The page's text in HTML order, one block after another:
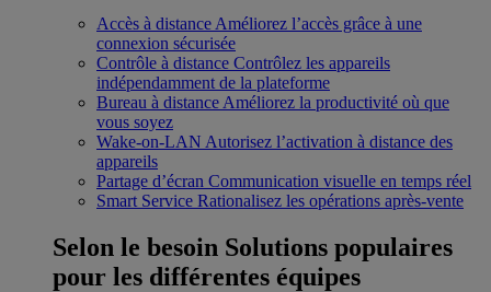
Accès à distance Améliorez l’accès grâce à une
connexion sécurisée
Contrôle à distance Contrôlez les appareils
indépendamment de la plateforme
Bureau à distance Améliorez la productivité où que
vous soyez
Wake-on-LAN Autorisez l’activation à distance des
appareils
Partage d’écran Communication visuelle en temps réel
Smart Service Rationalisez les opérations après-vente
Selon le besoin Solutions populaires
pour les différentes équipes